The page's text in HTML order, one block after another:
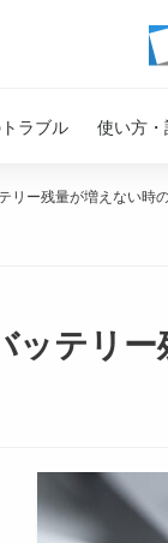
ラブル 使い方
リー残量が増えない時
テリ